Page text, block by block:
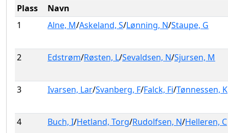
Plass Navn
1
Alne, M/Askeland, S/Lønning, N/Staupe, G
2 Edstrøm/Røsten, L/Sevaldsen, N/Sjursen, M
3 Ivarsen, Lar/Svanberg, F/Falck, Fi/Tønnessen, K
4 Buch, I/Hetland, Torg/Rudolfsen, N/Helleren, C